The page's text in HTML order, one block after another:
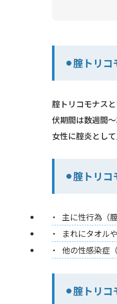
⚫︎腟トリ
腟トリコモナス
伏期間は数週間〜
女性に腟炎とし
⚫︎腟トリ
主に性行為（
まれにタオル
他の性感染症
⚫︎腟トリ